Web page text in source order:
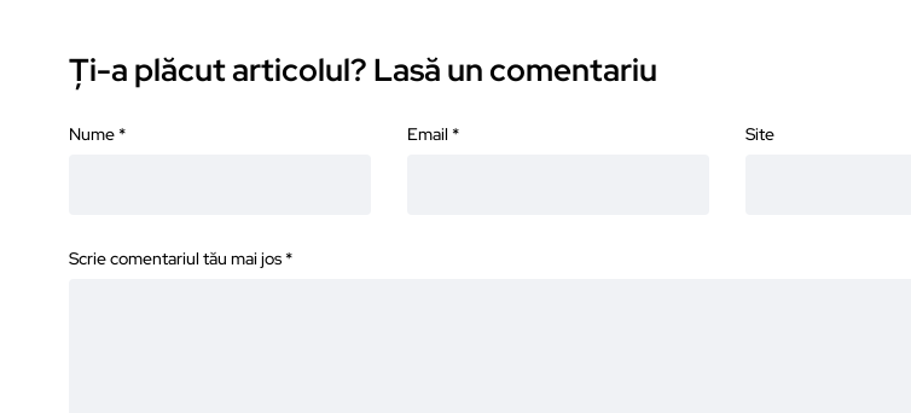
Ți-a plăcut articolul? Lasă un comentariu
Nume * Email * Site
Scrie comentariul tău mai jos *